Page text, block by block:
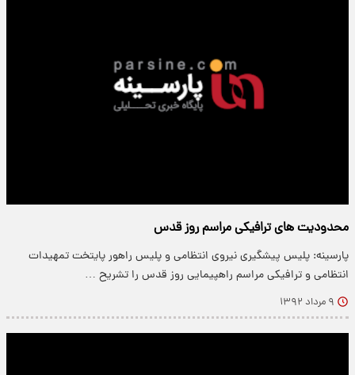
محدودیت های ترافیکی مراسم روز قدس
پارسینه: پلیس پیشگیری نیروی انتظامی و پلیس راهور پایتخت تمهیدات
انتظامی و ترافیکی مراسم راهپیمایی روز قدس را تشریح …
۹ مرداد ۱۳۹۲